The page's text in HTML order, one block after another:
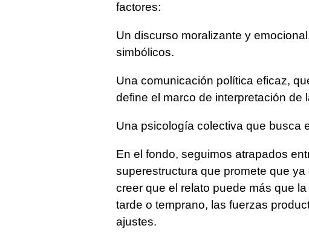
factores:
Un discurso moralizante y
simbólicos.
Una comunicación política eficaz,
define el marco de interpretación de
Una psicología colectiva que busca
En el fondo, seguimos atrapados
superestructura que promete que
creer que el relato puede más que
tarde o temprano, las fuerzas
ajustes.